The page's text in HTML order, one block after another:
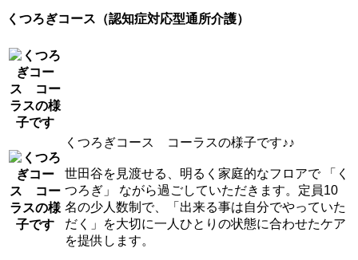
くつろぎコース（認知症対応型通所介護）
くつろぎコース コーラスの様子です♪♪
世田谷を見渡せる、明るく家庭的なフロアで 「く
つろぎ」 ながら過ごしていただきます。定員10
名の少人数制で、「出来る事は自分でやっていた
だく」を大切に一人ひとりの状態に合わせたケア
を提供します。